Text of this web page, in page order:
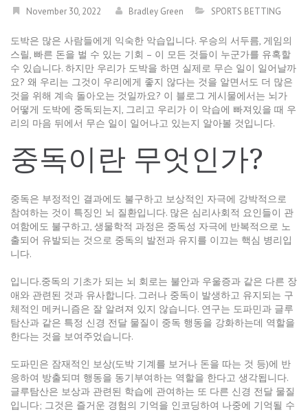
November 30, 2022 Bradley Green SPORTS BETTING
도박은 많은 사람들에게 익숙한 악습입니다. 우승의 서두름, 게임의
스릴, 빠른 돈을 벌 수 있는 기회 – 이 모든 것들이 누군가를 유혹할
수 있습니다. 하지만 우리가 도박을 하면 실제로 무슨 일이 일어날까
요? 왜 우리는 그것이 우리에게 좋지 않다는 것을 알면서도 더 많은
것을 위해 계속 돌아오는 것일까요? 이 블로그 게시물에서는 뇌가
어떻게 도박에 중독되는지, 그리고 우리가 이 악습에 빠져있을 때 우
리의 마음 뒤에서 무슨 일이 일어나고 있는지 알아볼 것입니다.
중독이란 무엇인가?
중독은 부정적인 결과에도 불구하고 보상적인 자극에 강박적으로
참여하는 것이 특징인 뇌 질환입니다. 많은 심리사회적 요인들이 관
여함에도 불구하고, 생물학적 과정은 중독성 자극에 반복적으로 노
출되어 유발되는 것으로 중독의 발전과 유지를 이끄는 핵심 병리입
니다.
입니다.중독의 기초가 되는 뇌 회로는 불안과 우울증과 같은 다른 장
애와 관련된 것과 유사합니다. 그러나 중독이 발생하고 유지되는 구
체적인 메커니즘은 잘 알려져 있지 않습니다. 연구는 도파민과 글루
탐산과 같은 특정 신경 전달 물질이 중독 행동을 강화하는데 역할을
한다는 것을 보여주었습니다.
도파민은 잠재적인 보상(도박 기계를 보거나 돈을 따는 것 등)에 반
응하여 방출되며 행동을 동기부여하는 역할을 한다고 생각됩니다.
글루탐산은 보상과 관련된 학습에 관여하는 또 다른 신경 전달 물질
입니다; 그것은 즐거운 경험의 기억을 인코딩하여 나중에 기억될 수